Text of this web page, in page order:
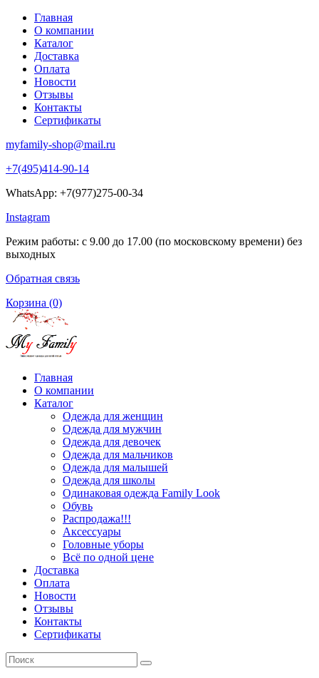
Главная
О компании
Каталог
Доставка
Оплата
Новости
Отзывы
Контакты
Сертификаты
myfamily-shop@mail.ru
+7(495)414-90-14
WhatsApp: +7(977)275-00-34
Instagram
Режим работы: с 9.00 до 17.00 (по московскому времени) без
выходных
Обратная связь
Корзина (0)
Главная
О компании
Каталог
Одежда для женщин
Одежда для мужчин
Одежда для девочек
Одежда для мальчиков
Одежда для малышей
Одежда для школы
Одинаковая одежда Family Look
Обувь
Распродажа!!!
Аксессуары
Головные уборы
Всё по одной цене
Доставка
Оплата
Новости
Отзывы
Контакты
Сертификаты